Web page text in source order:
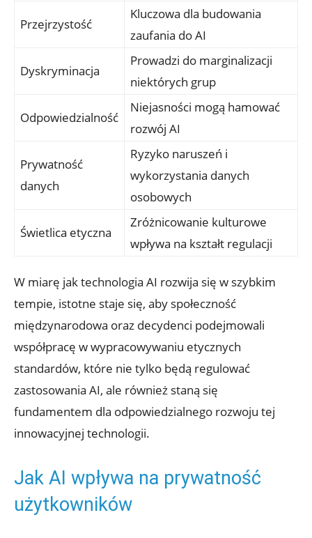
Przejrzystość
Kluczowa dla budowania
zaufania ⁢do AI
Dyskryminacja
Prowadzi do marginalizacji
niektórych grup
Odpowiedzialność
Niejasności mogą hamować
rozwój AI
Prywatność
danych
Ryzyko naruszeń i
wykorzystania danych
osobowych
Świetlica etyczna
Zróżnicowanie kulturowe
wpływa na kształt regulacji
W miarę jak technologia AI rozwija się w szybkim
tempie, istotne staje się, aby społeczność
międzynarodowa oraz decydenci podejmowali​
współpracę w wypracowywaniu ‌etycznych
standardów, które nie tylko będą regulować
zastosowania AI, ale również staną się
fundamentem dla odpowiedzialnego rozwoju tej
innowacyjnej technologii.
Jak AI wpływa na prywatność
użytkowników